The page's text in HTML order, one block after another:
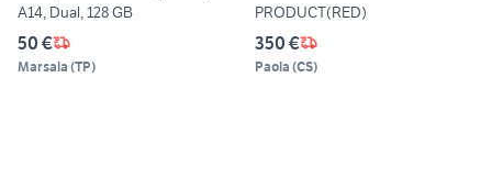
A14, Dual, 128 GB
50 €
Marsala (TP)
PRODUCT(RED)
350 €
Paola (CS)